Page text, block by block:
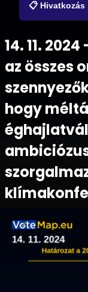
📋 Hivatkozás
14. 11.
az összes
hogy